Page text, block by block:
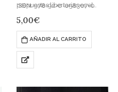
ISBN: 978-92-0-058307-0
propuestas libertarias es el
Lmentales. Este trabajo de
Elena Villarreal se…
5,00€
AÑADIR AL CARRITO